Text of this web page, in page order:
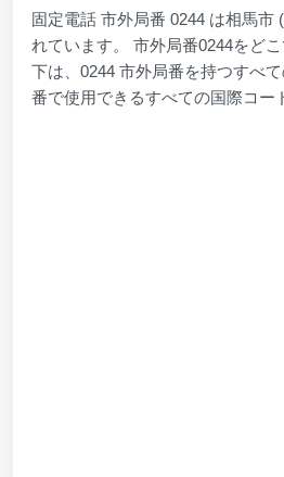
固定電話 市外局番 0244 は相馬市
れています。 市外局番0244をど
下は、0244 市外局番を持つすべ
番で使用できるすべての国際コー